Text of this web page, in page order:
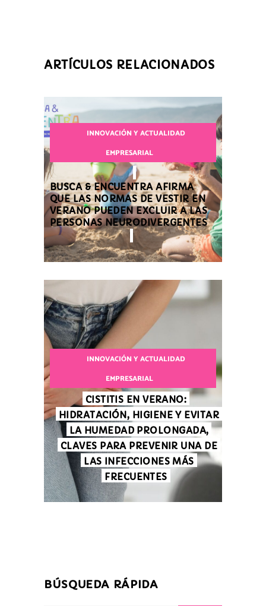
ARTÍCULOS RELACIONADOS
INNOVACIÓN Y ACTUALIDAD
EMPRESARIAL
BUSCA & ENCUENTRA AFIRMA
QUE LAS NORMAS DE VESTIR EN
VERANO PUEDEN EXCLUIR A LAS
PERSONAS NEURODIVERGENTES
INNOVACIÓN Y ACTUALIDAD
EMPRESARIAL
CISTITIS EN VERANO:
HIDRATACIÓN, HIGIENE Y EVITAR
LA HUMEDAD PROLONGADA,
CLAVES PARA PREVENIR UNA DE
LAS INFECCIONES MÁS
FRECUENTES
BÚSQUEDA RÁPIDA